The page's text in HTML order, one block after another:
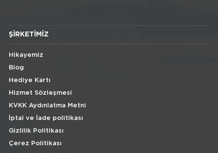
ŞIRKETIMIZ
Hikayemiz
Blog
Hediye Kartı
Hizmet Sözleşmesi
KVKK Aydınlatma Metni
İptal ve İade politikası
Gizlilik Politikası
Çerez Politikası